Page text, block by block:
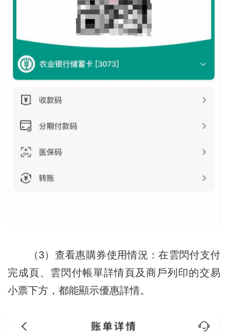
（3）查看惠購券使用情況：在雲閃付支付
完成頁、雲閃付帳單詳情頁及商戶列印的交易
小票下方，都能顯示優惠詳情。